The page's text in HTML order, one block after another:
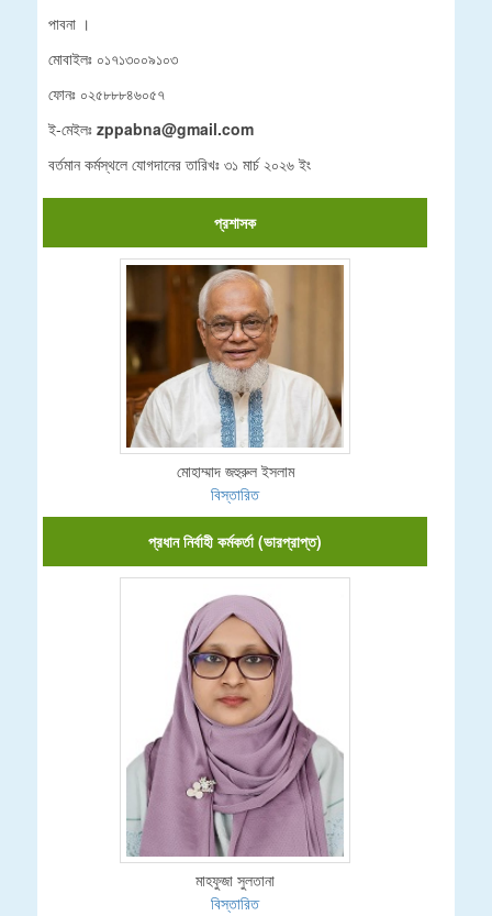
পাবনা ।
মোবাইলঃ ০১৭১৩০০৯১০৩
ফোনঃ ০২৫৮৮৮৪৬০৫৭
ই-মেইলঃ zppabna@gmail.com
বর্তমান কর্মস্থলে যোগদানের তারিখঃ ৩১ মার্চ ২০২৬ ইং
প্রশাসক
মোহাম্মাদ জহুরুল ইসলাম
বিস্তারিত
প্রধান নির্বাহী কর্মকর্তা (ভারপ্রাপ্ত)
মাহফুজা সুলতানা
বিস্তারিত